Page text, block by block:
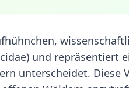
und repräsentiert
unterscheidet.